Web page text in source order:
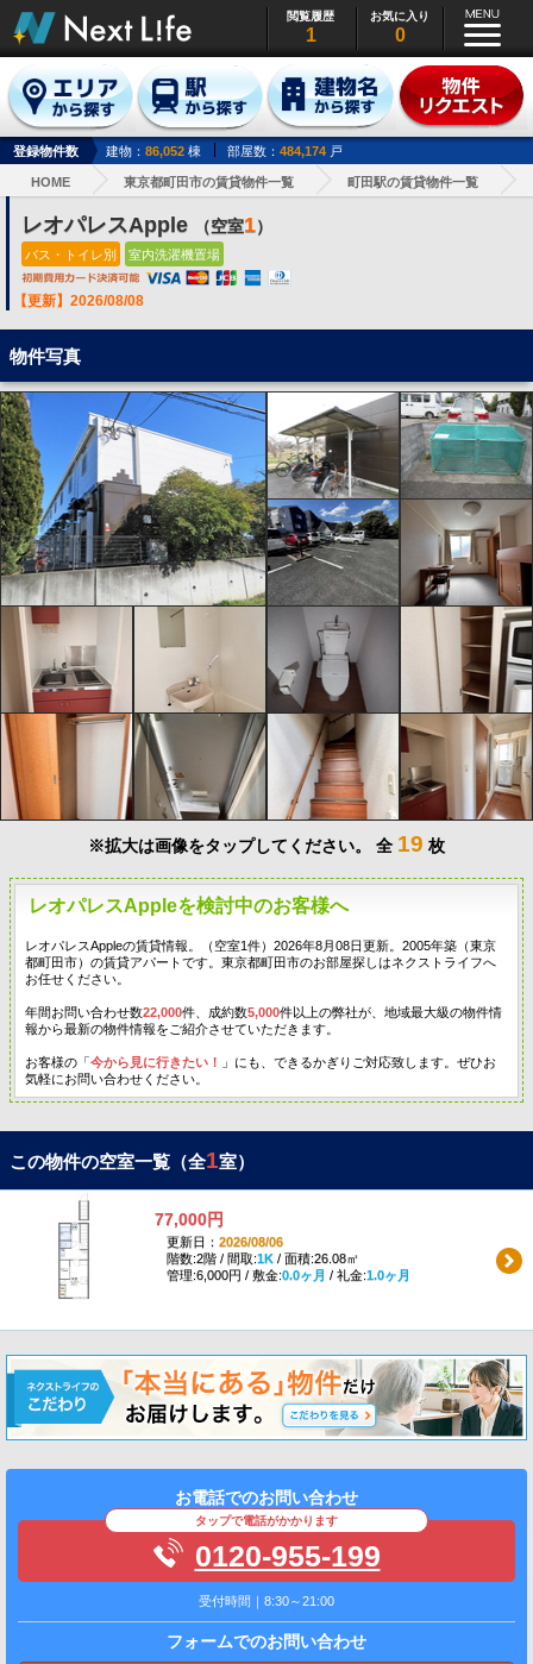
閲覧履歴
1
お気に入り
0
登録物件数 建物： 86,052 棟 部屋数： 484,174 戸
HOME 東京都町田市の賃貸物件一覧 町田駅の賃貸物件一覧
レオパレスApple （空室1）
バス・トイレ別 室内洗濯機置場
【更新】2026/08/08
物件写真
※拡大は画像をタップしてください。 全 19 枚
レオパレスAppleを検討中のお客様へ
レオパレスAppleの賃貸情報。（空室1件）2026年8月08日更新。2005年築（東京
都町田市）の賃貸アパートです。東京都町田市のお部屋探しはネクストライフへ
お任せください。
年間お問い合わせ数22,000件、成約数5,000件以上の弊社が、地域最大級の物件情
報から最新の物件情報をご紹介させていただきます。
お客様の「今から見に行きたい！
」にも、できるかぎりご対応致します。ぜひお
気軽にお問い合わせください。
この物件の空室一覧（全1室）
77,000円
更新日： 2026/08/06
階数:2階 / 間取:1K/ 面積:26.08㎡
管理:6,000円 / 敷金:0.0ヶ月 / 礼金:1.0ヶ月
お電話でのお問い合わせ
タップで電話がかかります
0120-955-199
受付時間｜8:30～21:00
フォームでのお問い合わせ